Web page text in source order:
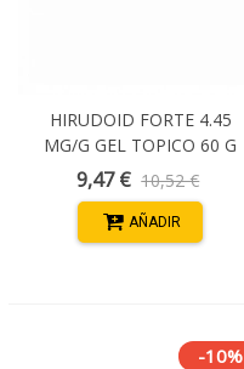
HIRUDOID FORTE 4.45
MG/G GEL TOPICO 60 G
9,47 € 10,52 €
AÑADIR
-10%